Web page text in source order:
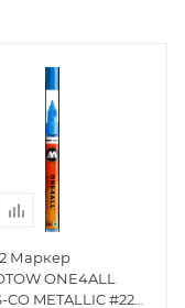
Маркер
ONE4ALL
CO METALLIC #224